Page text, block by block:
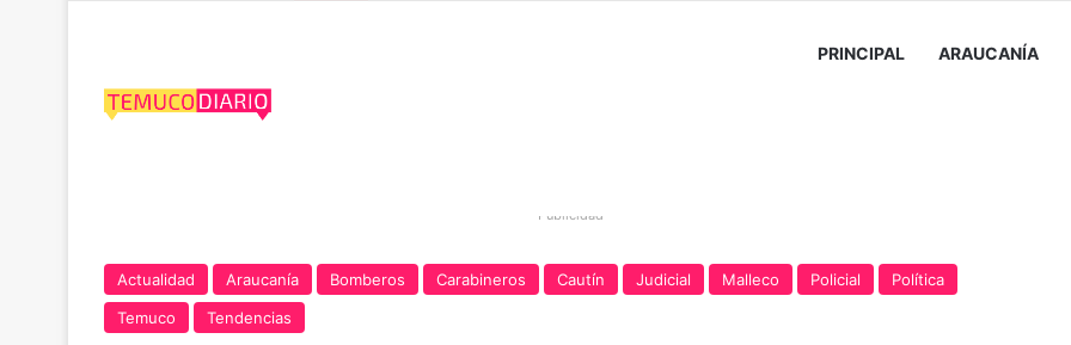
PRINCIPAL ARAUCANÍA
Publicidad
Actualidad Araucanía Bomberos Carabineros Cautín Judicial Malleco Policial
Política
Temuco
Tendencias